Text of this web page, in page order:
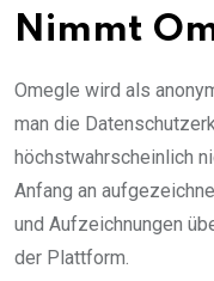
Nimmt
Omegle wird als
man die
höchstwahrscheinlich
Anfang an
und Aufzeichnungen
der Plattform.